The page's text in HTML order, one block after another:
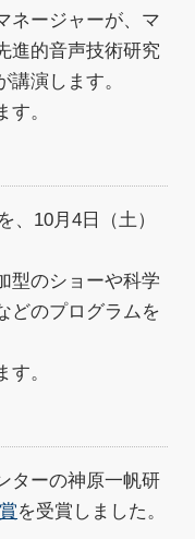
ネージャーが、マ
進的音声技術研究
演します。
。
を、10月4日（土）
型のショーや科学
どのプログラムを
。
ターの神原一帆研
を受賞しました。